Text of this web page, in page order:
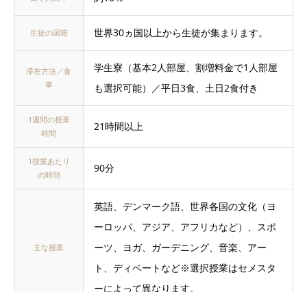
生徒の国籍 世界30ヵ国以上から生徒が集まります。
滞在方法／食
事
学生寮（基本2人部屋、割増料金で1人部屋
も選択可能）／平日3食、土日2食付き
1週間の授業
時間
21時間以上
1授業あたり
の時間
90分
主な授業
英語、デンマーク語、世界各国の文化（ヨ
ーロッパ、アジア、アフリカなど）、スポ
ーツ、ヨガ、ガーデニング、音楽、アー
ト、ディベートなど※選択授業はセメスタ
ーによって異なります。